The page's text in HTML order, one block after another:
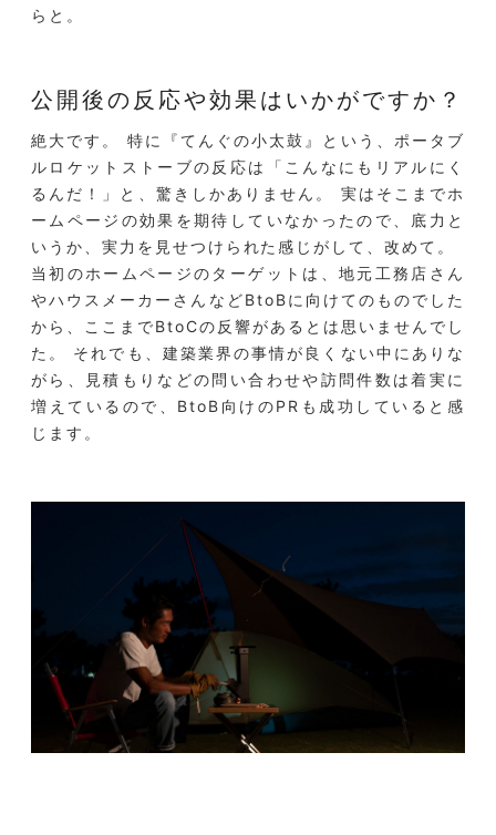
らと。
公開後の反応や効果はいかがですか？
絶大です。 特に『てんぐの小太鼓』という、ポータブ
ルロケットストーブの反応は「こんなにもリアルにく
るんだ！」と、驚きしかありません。 実はそこまでホ
ームページの効果を期待していなかったので、底力と
いうか、実力を見せつけられた感じがして、改めて。
当初のホームページのターゲットは、地元工務店さん
やハウスメーカーさんなどBtoBに向けてのものでした
から、ここまでBtoCの反響があるとは思いませんでし
た。 それでも、建築業界の事情が良くない中にありな
がら、見積もりなどの問い合わせや訪問件数は着実に
増えているので、BtoB向けのPRも成功していると感
じます。